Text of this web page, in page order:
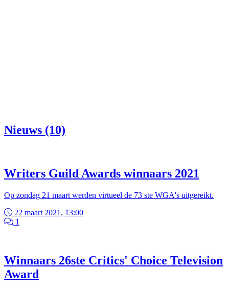
Nieuws (10)
Writers Guild Awards winnaars 2021
Op zondag 21 maart werden virtueel de 73 ste WGA's uitgereikt.
22 maart 2021, 13:00
1
Winnaars 26ste Critics' Choice Television
Award